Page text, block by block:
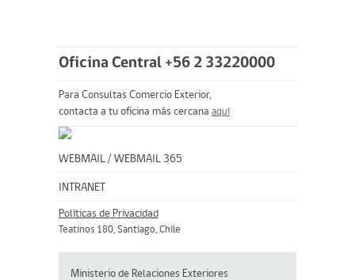
Oficina Central +56 2 33220000
Para Consultas Comercio Exterior,
contacta a tu oficina más cercana aquí
WEBMAIL / WEBMAIL 365
INTRANET
Políticas de Privacidad
Teatinos 180, Santiago, Chile
Ministerio de Relaciones Exteriores